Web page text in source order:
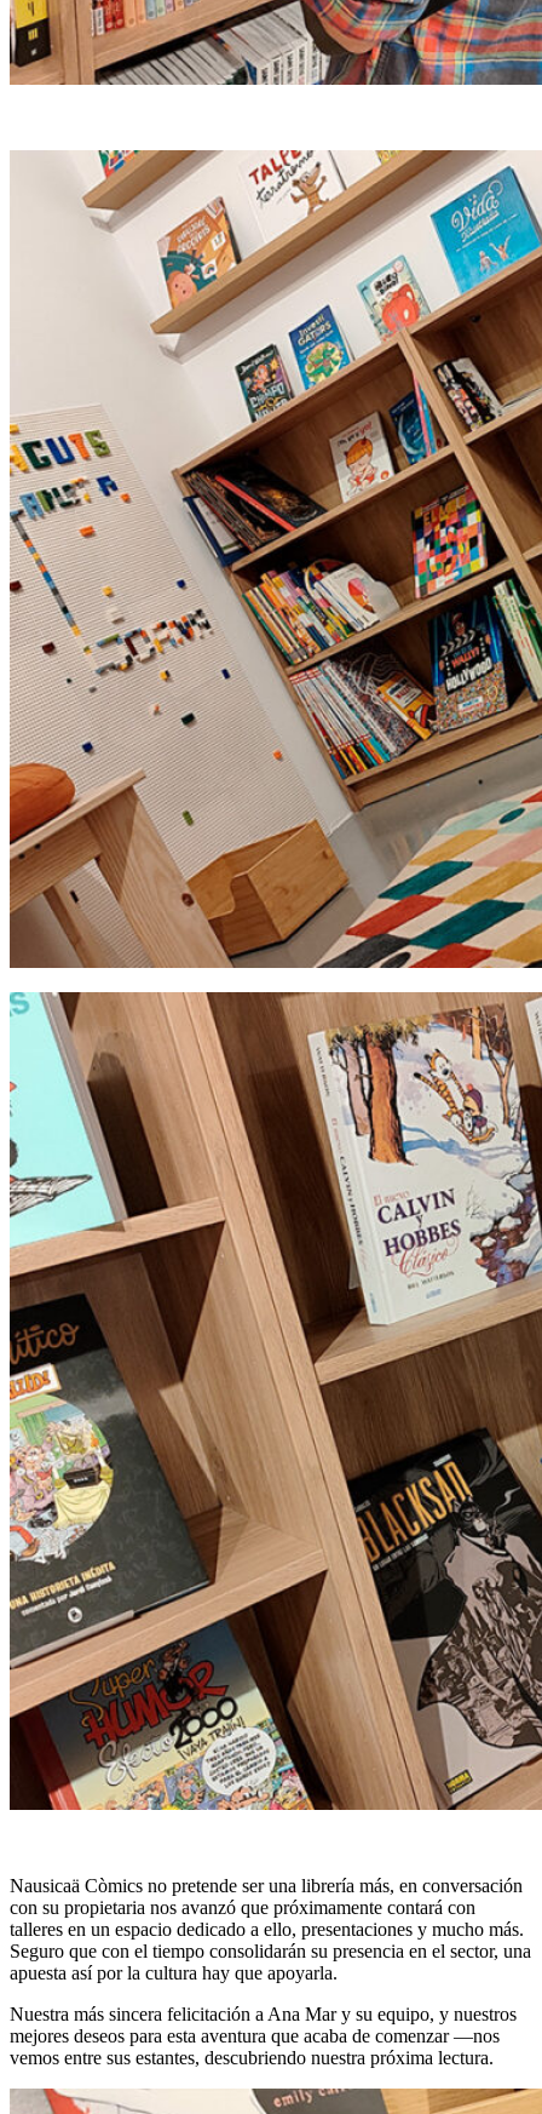
Nausicaä Còmics no pretende ser una librería más, en conversación
con su propietaria nos avanzó que próximamente contará con
talleres en un espacio dedicado a ello, presentaciones y mucho más.
Seguro que con el tiempo consolidarán su presencia en el sector, una
apuesta así por la cultura hay que apoyarla.
Nuestra más sincera felicitación a Ana Mar y su equipo, y nuestros
mejores deseos para esta aventura que acaba de comenzar —nos
vemos entre sus estantes, descubriendo nuestra próxima lectura.